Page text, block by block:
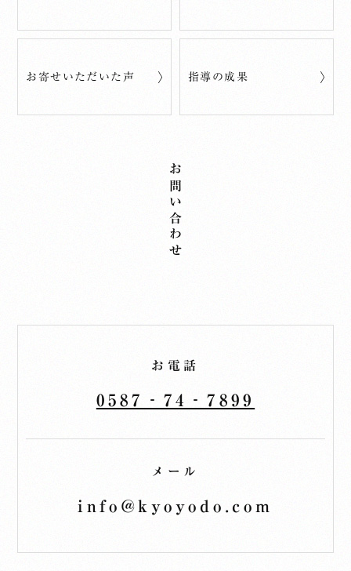
お寄せいただいた声 指導の成果
お問い合わせ
お電話
0587‐74‐7899
メール
info@kyoyodo.com